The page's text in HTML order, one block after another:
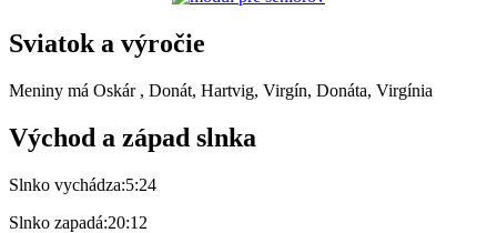
Sviatok a výročie
Meniny má Oskár , Donát, Hartvig, Virgín, Donáta, Virgínia
Východ a západ slnka
Slnko vychádza:5:24
Slnko zapadá:20:12